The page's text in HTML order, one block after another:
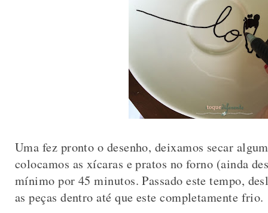
Uma fez pronto o desenho, deixamos secar
colocamos as xícaras e pratos no forno (ainda
mínimo por 45 minutos. Passado este tempo,
as peças dentro até que este completamente frio.